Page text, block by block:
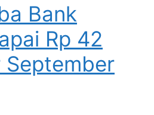
Bank
Rp 42
September